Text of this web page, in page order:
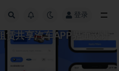
登录
共享汽车APP界面设计